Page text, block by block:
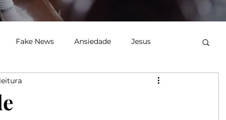
Fake News Ansiedade Jesus
Salmista